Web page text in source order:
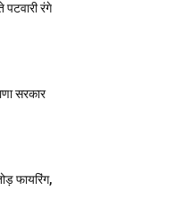
पटवारी रंगे
सरकार
फायरिंग,